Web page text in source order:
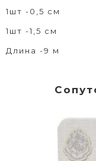
1шт -0,5 см
1шт -1,5 см
Длина -9 м